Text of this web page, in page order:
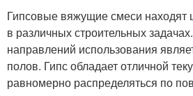
Гипсовые вяжущие смеси
в различных строительных
направлений использования
полов. Гипс обладает отличной
равномерно распределяться по